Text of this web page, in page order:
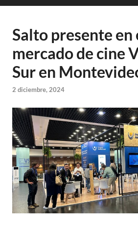
Salto presente en
mercado de cine
Sur en
2 diciembre, 2024